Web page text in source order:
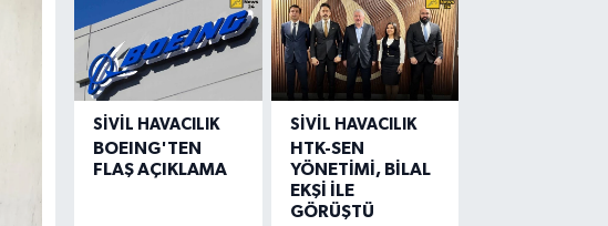
SIVIL HAVACILIK
BOEING'TEN
FLAŞ AÇIKLAMA
SIVIL HAVACILIK
HTK-SEN
YÖNETİMİ, BİLAL
EKŞİ İLE
GÖRÜŞTÜ